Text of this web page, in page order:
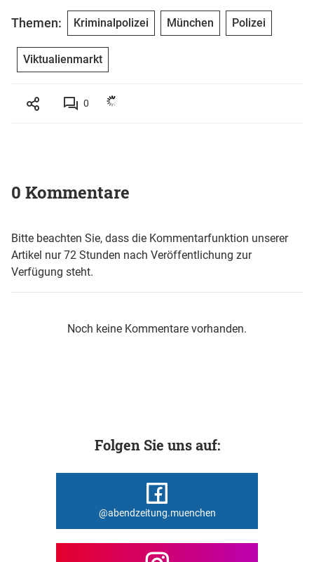
Themen: Kriminalpolizei München Polizei
Viktualienmarkt
0
0 Kommentare
Bitte beachten Sie, dass die Kommentarfunktion unserer
Artikel nur 72 Stunden nach Veröffentlichung zur
Verfügung steht.
Noch keine Kommentare vorhanden.
Folgen Sie uns auf:
@abendzeitung.muenchen